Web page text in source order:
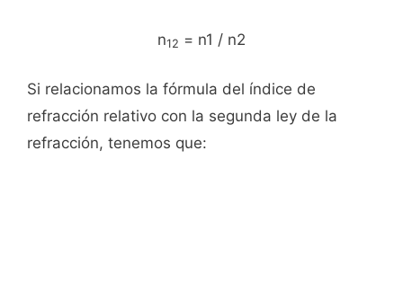
n12 = n1 / n2
Si relacionamos la fórmula del índice de
refracción relativo con la segunda ley de la
refracción, tenemos que: